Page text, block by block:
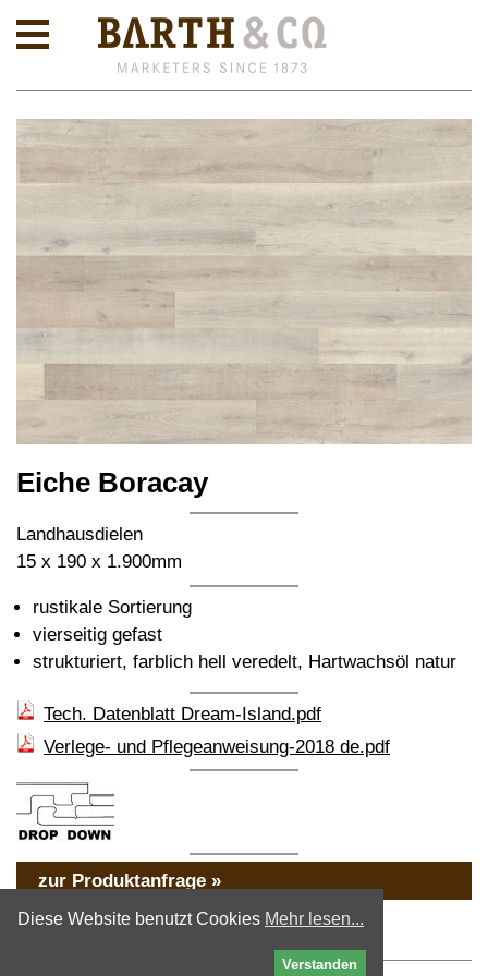
Diese Website benutzt Cookies Mehr lesen...
Verstanden
Eiche Boracay
Landhausdielen
15 x 190 x 1.900mm
rustikale Sortierung
vierseitig gefast
strukturiert, farblich hell veredelt, Hartwachsöl natur
Tech. Datenblatt Dream-Island.pdf
Verlege- und Pflegeanweisung-2018 de.pdf
zur Produktanfrage »
« zurück